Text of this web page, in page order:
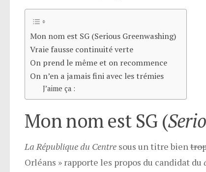
Mon nom est SG (Serious Greenwashing)
Vraie fausse continuité verte
On prend le même et on recommence
On n’en a jamais fini avec les trémies
J’aime ça :
Mon nom est SG (
La République du Centre sous un titre bien
Orléans » rapporte les propos du candidat du